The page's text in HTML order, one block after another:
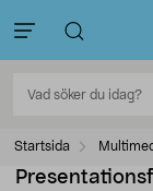
Startsida